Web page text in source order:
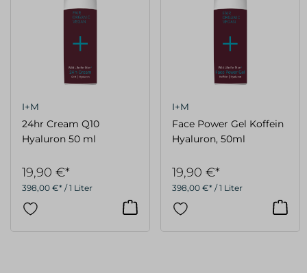
I+M
24hr Cream Q10
Hyaluron 50 ml
398,00 €* / 1 Liter
19,90 €*
I+M
Face Power Gel Koffein
Hyaluron, 50ml
398,00 €* / 1 Liter
19,90 €*